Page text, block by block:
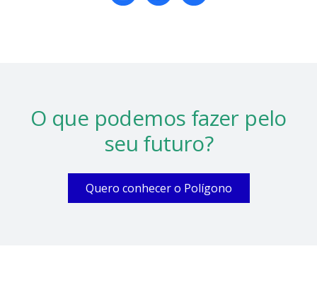
O que podemos fazer pelo
seu futuro?
Quero conhecer o Polígono